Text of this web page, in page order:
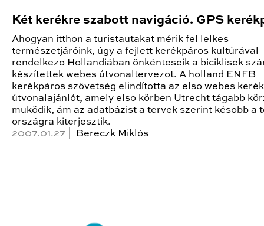
Két kerékre szabott navigáció. GPS
Ahogyan itthon a turistautakat mérik fel lelkes
természetjáróink, úgy a fejlett kerékpáros kultúrával
rendelkezo Hollandiában önkénteseik a biciklisek
készítettek webes útvonaltervezot. A holland ENFB
kerékpáros szövetség elindította az elso webes
útvonalajánlót, amely elso körben Utrecht tágabb
muködik, ám az adatbázist a tervek szerint késobb a
országra kiterjesztik.
2007.01.27 |
Bereczk Miklós